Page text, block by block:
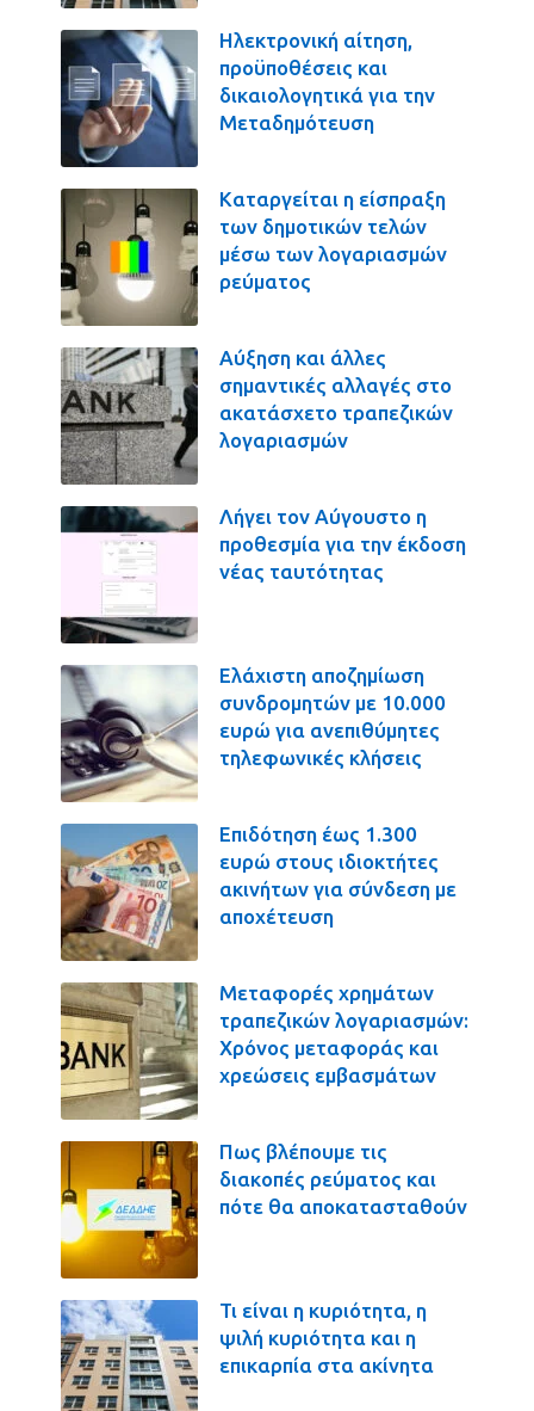
Ηλεκτρονική αίτηση,
προϋποθέσεις και
δικαιολογητικά για την
Μεταδημότευση
Καταργείται η είσπραξη
των δημοτικών τελών
μέσω των λογαριασμών
ρεύματος
Αύξηση και άλλες
σημαντικές αλλαγές στο
ακατάσχετο τραπεζικών
λογαριασμών
Λήγει τον Αύγουστο η
προθεσμία για την έκδοση
νέας ταυτότητας
Ελάχιστη αποζημίωση
συνδρομητών με 10.000
ευρώ για ανεπιθύμητες
τηλεφωνικές κλήσεις
Επιδότηση έως 1.300
ευρώ στους ιδιοκτήτες
ακινήτων για σύνδεση με
αποχέτευση
Μεταφορές χρημάτων
τραπεζικών λογαριασμών:
Χρόνος μεταφοράς και
χρεώσεις εμβασμάτων
Πως βλέπουμε τις
διακοπές ρεύματος και
πότε θα αποκατασταθούν
Τι είναι η κυριότητα, η
ψιλή κυριότητα και η
επικαρπία στα ακίνητα